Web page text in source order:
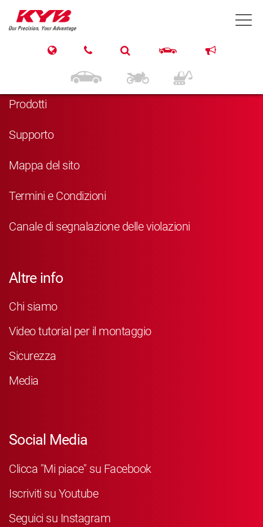
Navigazione
Prodotti
Supporto
Mappa del sito
Termini e Condizioni
Canale di segnalazione delle violazioni
Altre info
Chi siamo
Video tutorial per il montaggio
Sicurezza
Media
Social Media
Clicca "Mi piace" su Facebook
Iscriviti su Youtube
Seguici su Instagram